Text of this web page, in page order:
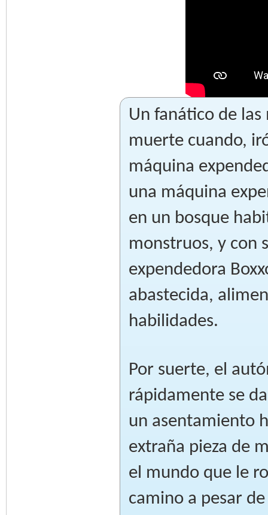
Un fanático de
muerte cuando,
máquina
una máquina
en un bosque
monstruos, y con
expendedora
abastecida,
habilidades.
Por suerte, el
rápidamente se
un asentamiento
extraña pieza de
el mundo que le
camino a pesar